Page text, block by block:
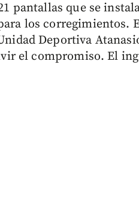
pantallas que se
los corregimientos.
Deportiva
el compromiso. El